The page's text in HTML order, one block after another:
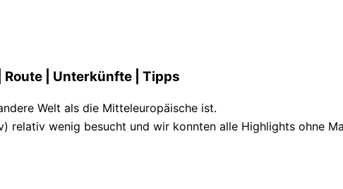
Route | Unterkünfte | Tipps
Welt als die Mitteleuropäische ist.
wenig besucht und wir konnten alle Highlights ohne